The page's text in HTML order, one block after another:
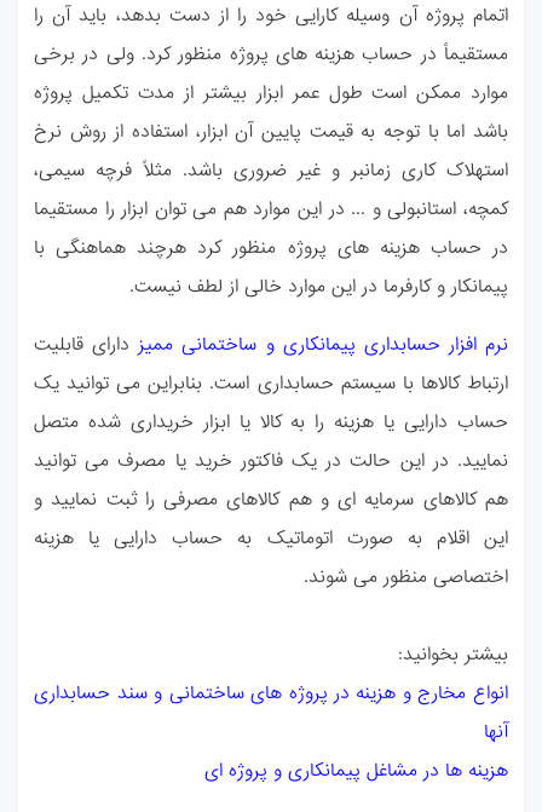
اتمام پروژه آن وسیله کارایی خود را از دست بدهد، باید آن را
مستقیماً در حساب هزینه های پروژه منظور کرد. ولی در برخی
موارد ممکن است طول عمر ابزار بیشتر از مدت تکمیل پروژه
باشد اما با توجه به قیمت پایین آن ابزار، استفاده از روش نرخ
استهلاک کاری زمانبر و غیر ضروری باشد. مثلاً فرچه سیمی،
کمچه، استانبولی و ... در این موارد هم می توان ابزار را مستقیما
در حساب هزینه های پروژه منظور کرد هرچند هماهنگی با
پیمانکار و کارفرما در این موارد خالی از لطف نیست.
نرم افزار حسابداری پیمانکاری و ساختمانی ممیز دارای قابلیت
ارتباط کالاها با سیستم حسابداری است. بنابراین می توانید یک
حساب دارایی یا هزینه را به کالا یا ابزار خریداری شده متصل
نمایید. دراین حالت در یک فاکتور خرید یا مصرف می توانید
هم کالاهای سرمایه ای و هم کالاهای مصرفی را ثبت نمایید و
این اقلام به صورت اتوماتیک به حساب دارایی یا هزینه
اختصاصی منظور میشوند.
بیشتر بخوانید:
انواع مخارج و هزینه در پروژه های ساختمانی و سند حسابداری
آنها
هزینه ها در مشاغل پیمانکاری و پروژه ای